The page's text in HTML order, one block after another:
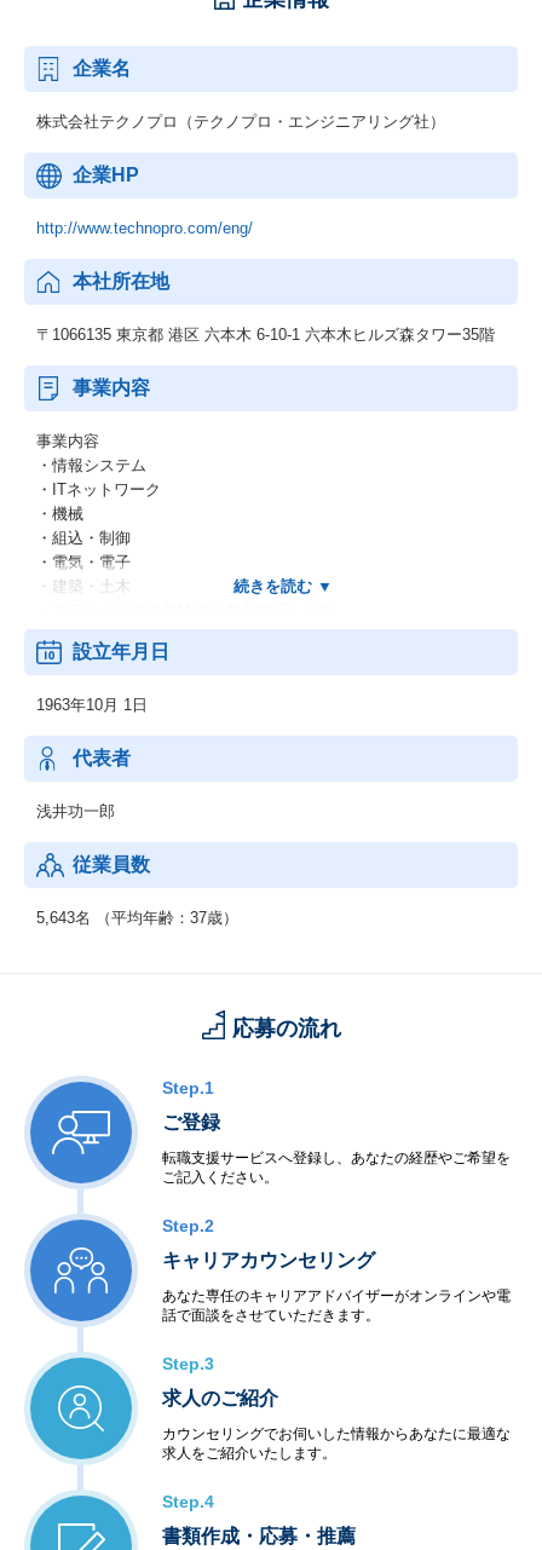
企業名
株式会社テクノプロ（テクノプロ・エンジニアリング社）
企業HP
http://www.technopro.com/eng/
本社所在地
〒1066135 東京都 港区 六本木 6-10-1 六本木ヒルズ森タワー35階
事業内容
事業内容
・情報システム
・ITネットワーク
・機械
・組込・制御
・電気・電子
・建築・土木
・金融業における業務コンサル
・SI業におけるテスト・検証、ツール開発
ボディ、シャーシ設計／ワイヤーハーネス設計生産技術
：生産ライン制御システムの開発品質管理
：生産設備保全、改善業務生産管理：生産管理システム開発・保
守社内システム
：財務管理システム／社内ネットワーク構築
設立年月日
1963年10月 1日
代表者
浅井功一郎
従業員数
5,643名 （平均年齢：37歳）
応募の流れ
Step.1
ご登録
転職支援サービスへ登録し、あなたの経歴やご希望を
ご記入ください。
Step.2
キャリアカウンセリング
あなた専任のキャリアアドバイザーがオンラインや電
話で面談をさせていただきます。
Step.3
求人のご紹介
カウンセリングでお伺いした情報からあなたに最適な
求人をご紹介いたします。
Step.4
書類作成・応募・推薦